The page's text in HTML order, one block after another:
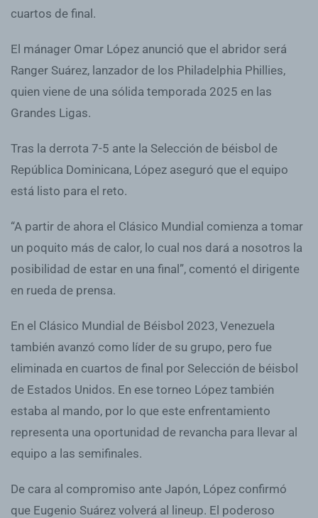
cuartos de final.
El mánager Omar López anunció que el abridor será
Ranger Suárez, lanzador de los Philadelphia Phillies,
quien viene de una sólida temporada 2025 en las
Grandes Ligas.
Tras la derrota 7-5 ante la Selección de béisbol de
República Dominicana, López aseguró que el equipo
está listo para el reto.
“A partir de ahora el Clásico Mundial comienza a tomar
un poquito más de calor, lo cual nos dará a nosotros la
posibilidad de estar en una final”, comentó el dirigente
en rueda de prensa.
En el Clásico Mundial de Béisbol 2023, Venezuela
también avanzó como líder de su grupo, pero fue
eliminada en cuartos de final por Selección de béisbol
de Estados Unidos. En ese torneo López también
estaba al mando, por lo que este enfrentamiento
representa una oportunidad de revancha para llevar al
equipo a las semifinales.
De cara al compromiso ante Japón, López confirmó
que Eugenio Suárez volverá al lineup. El poderoso